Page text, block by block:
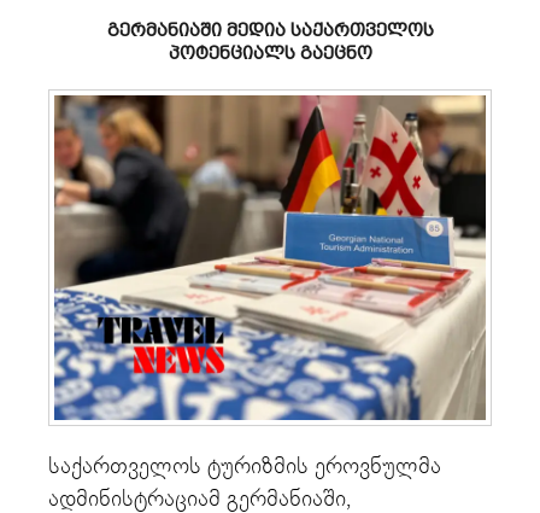
გერმანიაში მედია საქართველოს
პოტენციალს გაეცნო
საქართველოს ტურიზმის ეროვნულმა
ადმინისტრაციამ გერმანიაში,